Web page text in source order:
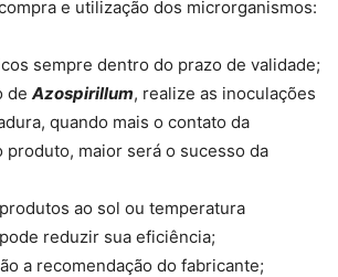
e utilização dos microrganismos:
sempre dentro do prazo de validade;
de Azospirillum, realize as inoculações
quando mais o contato da
produto, maior será o sucesso da
ao sol ou temperatura
reduzir sua eficiência;
a recomendação do fabricante;